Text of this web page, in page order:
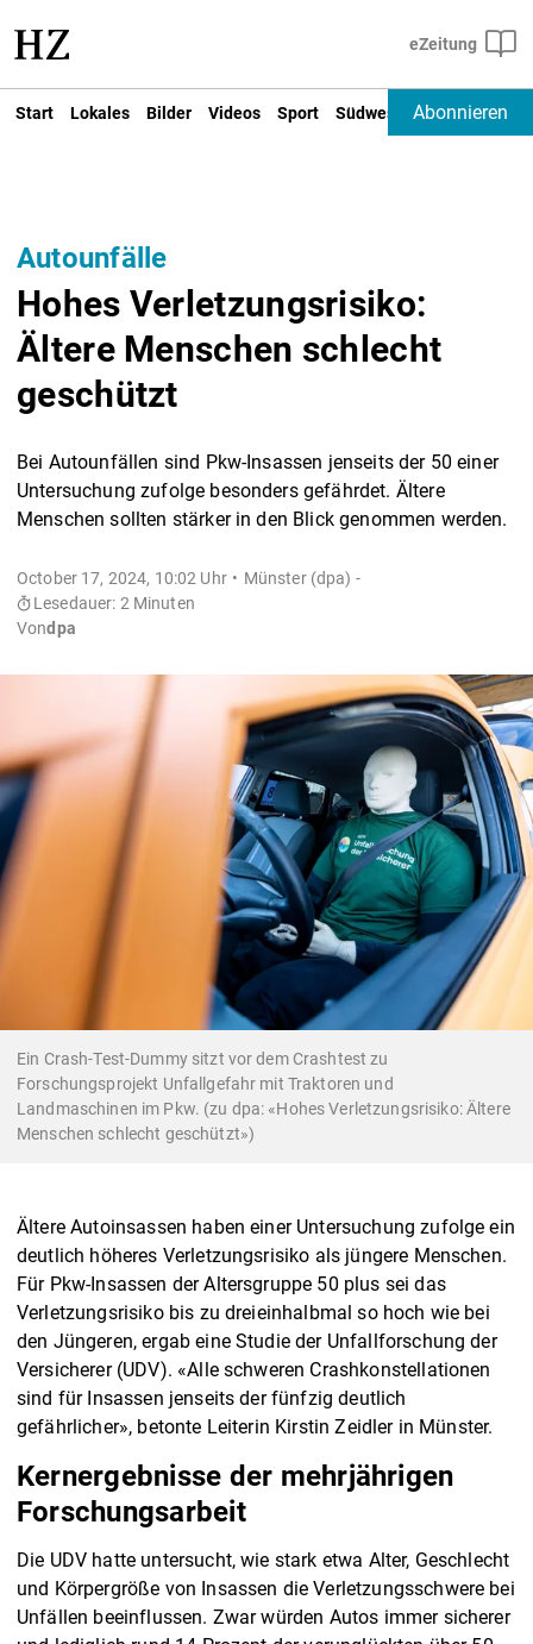
Start Lokales Bilder Videos Sport Südwest Deutschland
Abonnieren
Autounfälle
Hohes Verletzungsrisiko:
Ältere Menschen schlecht
geschützt
Bei Autounfällen sind Pkw-Insassen jenseits der 50 einer
Untersuchung zufolge besonders gefährdet. Ältere
Menschen sollten stärker in den Blick genommen werden.
October 17, 2024, 10:02 Uhr
Münster (dpa) -
Lesedauer: 2 Minuten
Vondpa
Ein Crash-Test-Dummy sitzt vor dem Crashtest zu
Forschungsprojekt Unfallgefahr mit Traktoren und
Landmaschinen im Pkw. (zu dpa: «Hohes Verletzungsrisiko: Ältere
Menschen schlecht geschützt»)
Ältere Autoinsassen haben einer Untersuchung zufolge ein
deutlich höheres Verletzungsrisiko als jüngere Menschen.
Für Pkw-Insassen der Altersgruppe 50 plus sei das
Verletzungsrisiko bis zu dreieinhalbmal so hoch wie bei
den Jüngeren, ergab eine Studie der Unfallforschung der
Versicherer (UDV). «Alle schweren Crashkonstellationen
sind für Insassen jenseits der fünfzig deutlich
gefährlicher», betonte Leiterin Kirstin Zeidler in Münster.
Kernergebnisse der mehrjährigen
Forschungsarbeit
Die UDV hatte untersucht, wie stark etwa Alter, Geschlecht
und Körpergröße von Insassen die Verletzungsschwere bei
Unfällen beeinflussen. Zwar würden Autos immer sicherer